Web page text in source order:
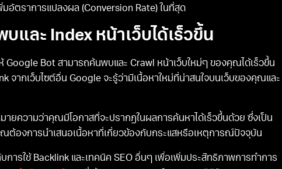
อัตราการแปลงผล (Conversion Rate) ในที่สุด
และ Index หน้าเว็บได้เร็วขึ้น
Google Bot สามารถค้นพบและ Crawl หน้าเว็บใหม่ๆ ของคุณได้เร็วขึ้น
จากเว็บไซต์อื่น Google จะรู้ว่ามีเนื้อหาใหม่ที่น่าสนใจบนเว็บของคุณและ
ยความว่าคุณมีโอกาสที่จะปรากฏในผลการค้นหาได้เร็วขึ้นด้วย ซึ่งเป็น
ต้องการนำเสนอเนื้อหาที่เกี่ยวข้องกับกระแสหรือเหตุการณ์ปัจจุบัน
ารใช้ Backlink และเทคนิค SEO อื่นๆ เพื่อเพิ่มประสิทธิภาพการทำการ